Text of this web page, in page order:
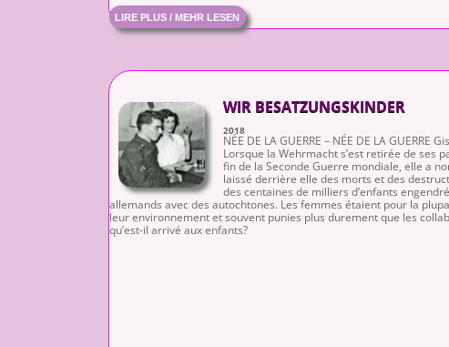
LIRE PLUS / MEHR LESEN
WIR BESATZUNGSKINDER
2018
NÉE DE LA GUERRE – NÉE DE LA GUERRE
Lorsque la Wehrmacht s’est retirée de ses
fin de la Seconde Guerre mondiale, elle a
laissé derrière elle des morts et des
des centaines de milliers d’enfants
allemands avec des autochtones. Les femmes étaient pour la
leur environnement et souvent punies plus durement que les
qu’est-il arrivé aux enfants?